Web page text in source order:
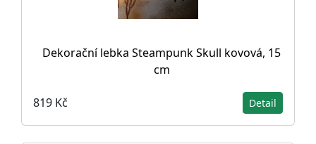
Dekorační lebka Steampunk Skull kovová, 15
cm
819 Kč Detail